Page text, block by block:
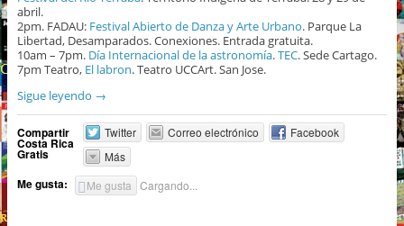
abril.
2pm. FADAU: Festival Abierto de Danza y Arte Urbano. Parque La
Libertad, Desamparados. Conexiones. Entrada gratuita.
10am – 7pm. Día Internacional de la astronomía.TEC. Sede Cartago.
7pm Teatro, El labron. Teatro UCCArt. San Jose.
Sigue leyendo →
Compartir
Costa Rica
Gratis
Twitter Correo electrónico
Facebook
Más
Me gusta: Me gusta Cargando...